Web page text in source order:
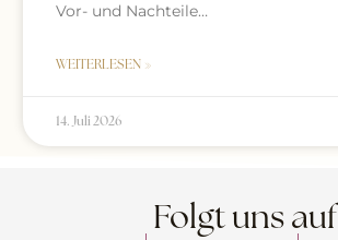
Vor- und Nachteile…
WEITERLESEN »
14. Juli 2026
Folgt uns auf